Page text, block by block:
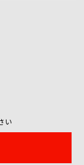
い